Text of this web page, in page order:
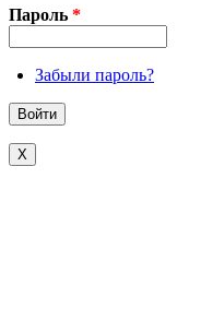
X
Пароль *
Забыли пароль?
X